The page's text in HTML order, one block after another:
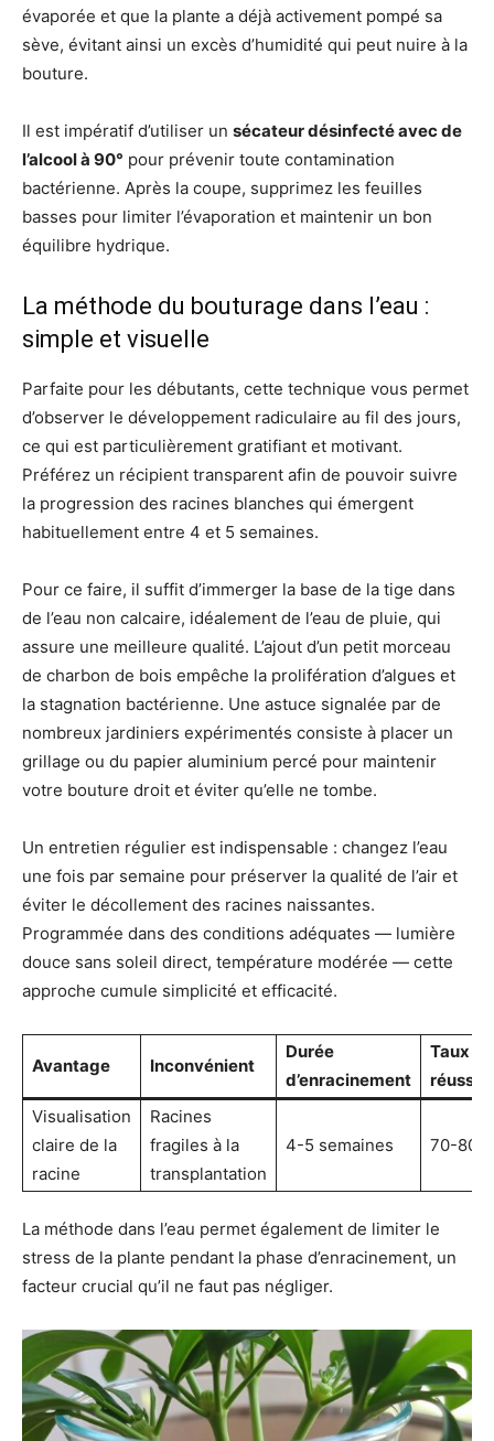
évaporée et que la plante a déjà activement pompé sa
sève, évitant ainsi un excès d’humidité qui peut nuire à la
bouture.
Il est impératif d’utiliser un sécateur désinfecté avec de
l’alcool à 90° pour prévenir toute contamination
bactérienne. Après la coupe, supprimez les feuilles
basses pour limiter l’évaporation et maintenir un bon
équilibre hydrique.
La méthode du bouturage dans l’eau :
simple et visuelle
Parfaite pour les débutants, cette technique vous permet
d’observer le développement radiculaire au fil des jours,
ce qui est particulièrement gratifiant et motivant.
Préférez un récipient transparent afin de pouvoir suivre
la progression des racines blanches qui émergent
habituellement entre 4 et 5 semaines.
Pour ce faire, il suffit d’immerger la base de la tige dans
de l’eau non calcaire, idéalement de l’eau de pluie, qui
assure une meilleure qualité. L’ajout d’un petit morceau
de charbon de bois empêche la prolifération d’algues et
la stagnation bactérienne. Une astuce signalée par de
nombreux jardiniers expérimentés consiste à placer un
grillage ou du papier aluminium percé pour maintenir
votre bouture droit et éviter qu’elle ne tombe.
Un entretien régulier est indispensable : changez l’eau
une fois par semaine pour préserver la qualité de l’air et
éviter le décollement des racines naissantes.
Programmée dans des conditions adéquates — lumière
douce sans soleil direct, température modérée — cette
approche cumule simplicité et efficacité.
Avantage Inconvénient
Durée
d’enracinement
Taux de
réussite
Visualisation
claire de la
racine
Racines
fragiles à la
transplantation
4-5 semaines 70-80%
La méthode dans l’eau permet également de limiter le
stress de la plante pendant la phase d’enracinement, un
facteur crucial qu’il ne faut pas négliger.